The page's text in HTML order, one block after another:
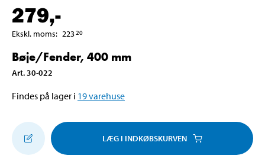
279,-
Ekskl. moms: 22320
Bøje/Fender, 400 mm
Art. 30-022
Findes på lager i 19varehuse
LÆG I INDKØBSKURVEN